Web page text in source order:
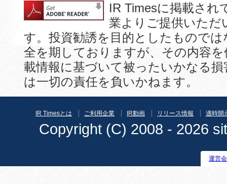
IR Timesに掲載され
業よりご提供いただ
す。投資勧誘を目的としたもので
全を期しておりますが、その内容
載情報に基づいて被ったいかなる
は一切の責任を負いかねます。
IR Timesとは ご利用企業 IR動画 リリース情報 適時開
Copyright (C) 2008 - 2026
運営